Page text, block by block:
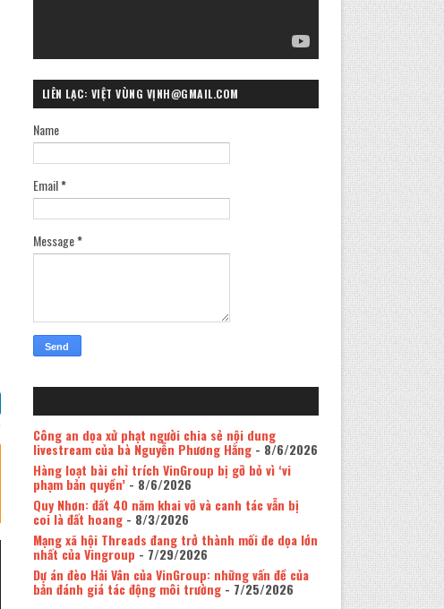
LIÊN LẠC: VIỆT VÙNG VỊNH@GMAIL.COM
Name
Email*
Message*
Công an dọa xử phạt người chia sẻ nội dung
livestream của bà Nguyễn Phương Hằng- 8/6/2026
Hàng loạt bài chỉ trích VinGroup bị gỡ bỏ vì ‘vi
phạm bản quyền’- 8/6/2026
Quy Nhơn: đất 40 năm khai vỡ và canh tác vẫn bị
coi là đất hoang- 8/3/2026
Mạng xã hội Threads đang trở thành mối đe dọa lớn
nhất của Vingroup - 7/29/2026
Dự án đèo Hải Vân của VinGroup: những vấn đề của
bản đánh giá tác động môi trường- 7/25/2026